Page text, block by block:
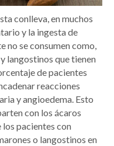
conlleva, en muchos
y la ingesta de
no se consumen como,
langostinos que tienen
de pacientes
reacciones
y angioedema. Esto
con los ácaros
los pacientes con
o langostinos en